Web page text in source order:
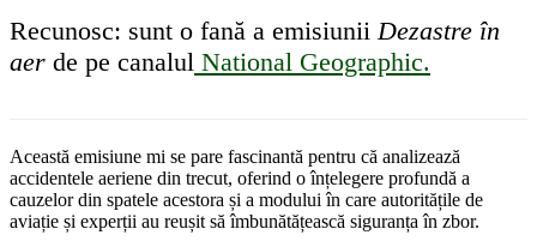
Recunosc: sunt o fană a emisiunii Dezastre în
aer de pe canalul National Geographic.
Această emisiune mi se pare fascinantă pentru că analizează
accidentele aeriene din trecut, oferind o înțelegere profundă a
cauzelor din spatele acestora și a modului în care autoritățile de
aviație și experții au reușit să îmbunătățească siguranța în zbor.